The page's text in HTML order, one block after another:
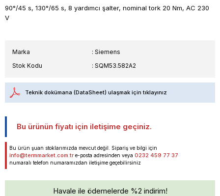
90°/45 s, 130°/65 s, 8 yardımcı şalter, nominal tork 20 Nm, AC 230
V
Marka : Siemens
Stok Kodu
SQM53.582A2
Teknik dokümana (DataSheet) ulaşmak için tıklayınız
Bu ürünün fiyatı için iletişime geçiniz.
Bu ürün şuan stoklarımızda mevcut değil. Sipariş ve bilgi için
info@termmarket.com.tr e-posta adresinden veya 0232 459 77 37
numaralı telefon numaramızdan iletişime geçebilirsiniz
Havale ile ödemelerde %2 indirim!